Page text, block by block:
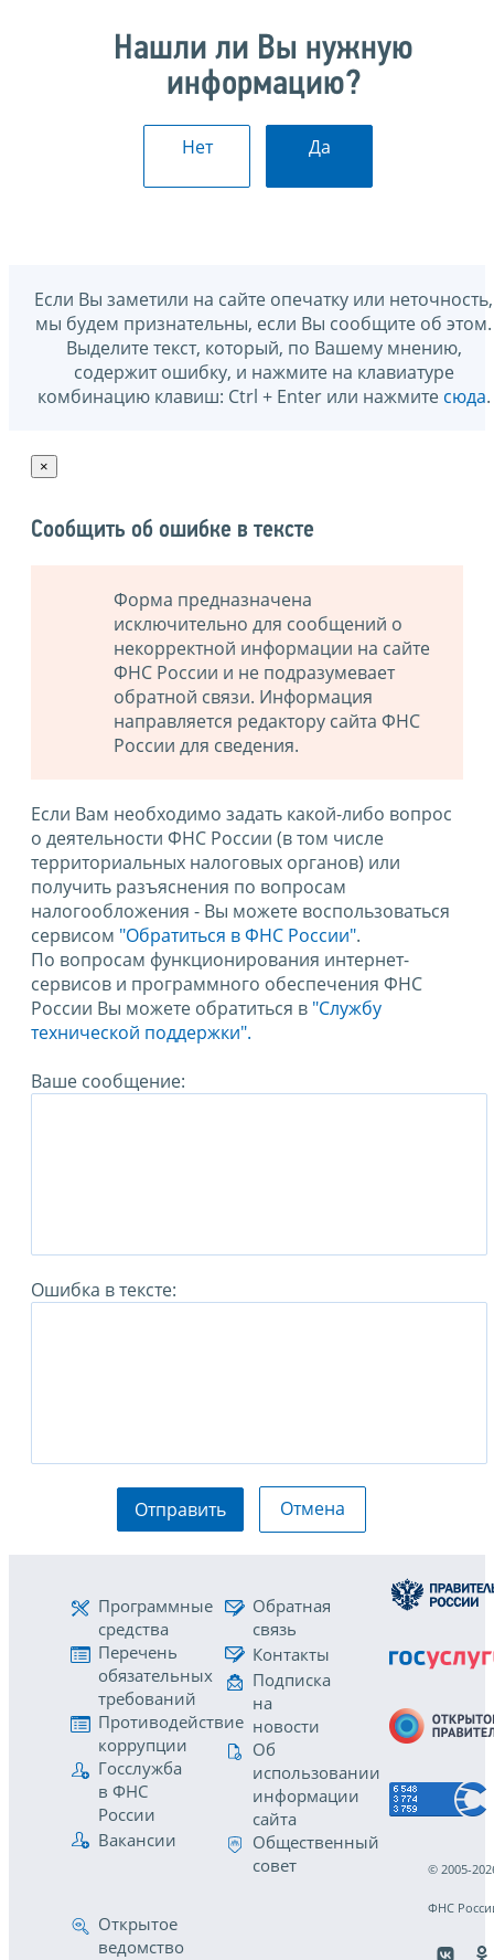
Нашли ли Вы нужную
информацию?
Нет Да
Если Вы заметили на сайте опечатку или неточность,
мы будем признательны, если Вы сообщите об этом.
Выделите текст, который, по Вашему мнению,
содержит ошибку, и нажмите на клавиатуре
комбинацию клавиш: Ctrl + Enter или нажмите сюда.
×
Сообщить об ошибке в тексте
Форма предназначена
исключительно для сообщений о
некорректной информации на сайте
ФНС России и не подразумевает
обратной связи. Информация
направляется редактору сайта ФНС
России для сведения.
Если Вам необходимо задать какой-либо вопрос
о деятельности ФНС России (в том числе
территориальных налоговых органов) или
получить разъяснения по вопросам
налогообложения - Вы можете воспользоваться
сервисом "Обратиться в ФНС России".
По вопросам функционирования интернет-
сервисов и программного обеспечения ФНС
России Вы можете обратиться в "Службу
технической поддержки".
Ваше сообщение:
Ошибка в тексте:
Отправить Отмена
Программные
средства
Перечень
обязательных
требований
Противодействие
коррупции
Госслужба
в ФНС
России
Вакансии
Обратная
связь
Контакты
Подписка
на
новости
Об
использовании
информации
сайта
Общественный
совет
Открытое
ведомство
© 2005-
ФНС